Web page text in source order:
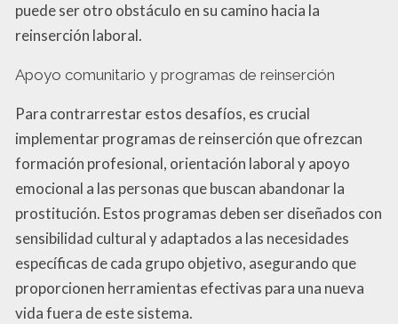
puede ser otro obstáculo en su camino hacia la
reinserción laboral.
Apoyo comunitario y programas de reinserción
Para contrarrestar estos desafíos, es crucial
implementar programas de reinserción que ofrezcan
formación profesional, orientación laboral y apoyo
emocional a las personas que buscan abandonar la
prostitución. Estos programas deben ser diseñados con
sensibilidad cultural y adaptados a las necesidades
específicas de cada grupo objetivo, asegurando que
proporcionen herramientas efectivas para una nueva
vida fuera de este sistema.